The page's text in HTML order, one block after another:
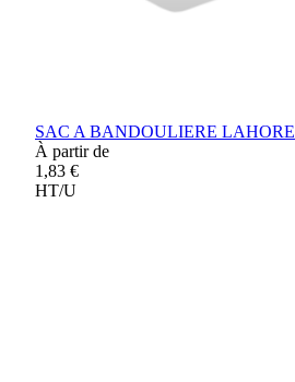
SAC A BANDOULIERE LAHORE
À partir de
1,83 €
HT/U